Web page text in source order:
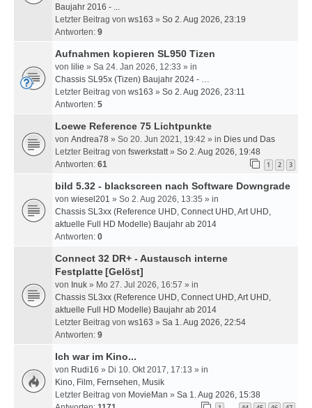
Baujahr 2016 - ...
Letzter Beitrag von ws163 » So 2. Aug 2026, 23:19
Antworten: 9
Aufnahmen kopieren SL950 Tizen
von lilie » Sa 24. Jan 2026, 12:33 » in
Chassis SL95x (Tizen) Baujahr 2024 - …
Letzter Beitrag von ws163 » So 2. Aug 2026, 23:11
Antworten: 5
Loewe Reference 75 Lichtpunkte
von Andrea78 » So 20. Jun 2021, 19:42 » in Dies und Das
Letzter Beitrag von fswerkstatt» So 2. Aug 2026, 19:48
Antworten: 61 1 2 3
bild 5.32 - blackscreen nach Software Downgrade
von wiesel201 » So 2. Aug 2026, 13:35 » in
Chassis SL3xx (Reference UHD, Connect UHD, Art UHD,
aktuelle Full HD Modelle) Baujahr ab 2014
Antworten: 0
Connect 32 DR+ - Austausch interne
Festplatte[Gelöst]
von Inuk » Mo 27. Jul 2026, 16:57 » in
Chassis SL3xx (Reference UHD, Connect UHD, Art UHD,
aktuelle Full HD Modelle) Baujahr ab 2014
Letzter Beitrag von ws163 » Sa 1. Aug 2026, 22:54
Antworten: 9
Ich war im Kino...
von Rudi16 » Di 10. Okt 2017, 17:13 » in
Kino, Film, Fernsehen, Musik
Letzter Beitrag von MovieMan » Sa 1. Aug 2026, 15:38